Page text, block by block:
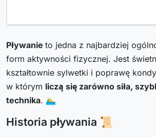
Pływanie to jedna z najbardziej
form aktywności fizycznej. Jest
kształtownie sylwetki i poprawę
w którym liczą się zarówno siła,
technika. 🏊‍♂️
Historia pływania 📜